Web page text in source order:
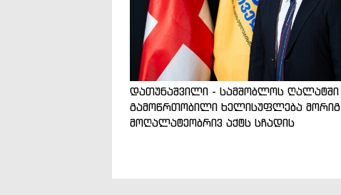
დათუნაშვილი - სამშობლოს ღალატში
გამოწრთობილი ხელისუფლება მორიგ
მოღალატეობრივ აქტს სჩადის